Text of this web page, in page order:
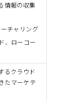
情報の収集
チャリング
、ローコー
るクラウド
たマーケテ